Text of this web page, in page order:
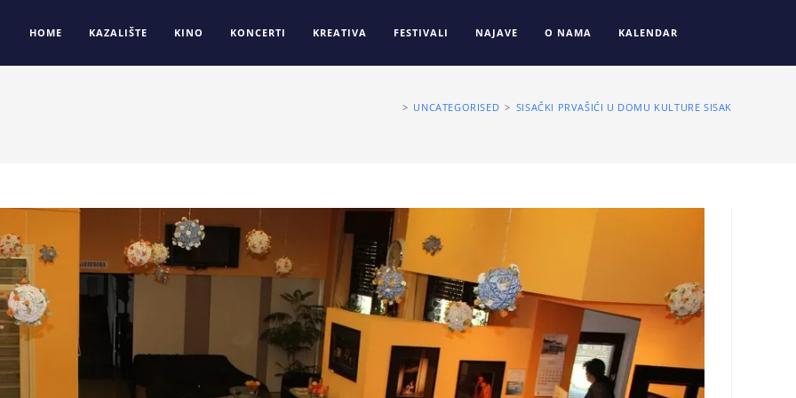
HOME KAZALIŠTE KINO KONCERTI KREATIVA FESTIVALI NAJAVE O NAMA KALENDAR
> UNCATEGORISED > SISAČKI PRVAŠIĆI U DOMU KULTURE SISAK